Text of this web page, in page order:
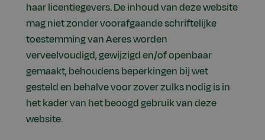
haar licentiegevers. De inhoud van deze website
mag niet zonder voorafgaande schriftelijke
toestemming van Aeres worden
verveelvoudigd, gewijzigd en/of openbaar
gemaakt, behoudens beperkingen bij wet
gesteld en behalve voor zover zulks nodig is in
het kader van het beoogd gebruik van deze
website.